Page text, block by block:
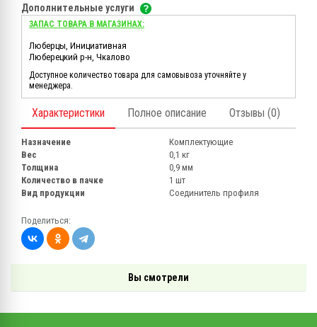
Дополнительные услуги
ЗАПАС ТОВАРА В МАГАЗИНАХ:
Люберцы, Инициативная
Люберецкий р-н, Чкалово
Доступное количество товара для самовывоза уточняйте у
менеджера.
Характеристики Полное описание Отзывы (0)
Назначение
Комплектующие
Вес
0,1 кг
Толщина
0,9 мм
Количество в пачке
1 шт
Вид продукции
Соединитель профиля
Поделиться:
Вы смотрели